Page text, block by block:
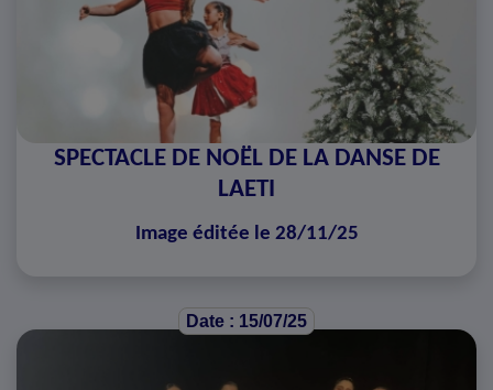
SPECTACLE DE NOËL DE LA DANSE DE
LAETI
Image éditée le 28/11/25
Date : 15/07/25